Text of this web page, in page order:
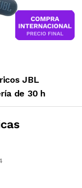
JBL
de 30 h